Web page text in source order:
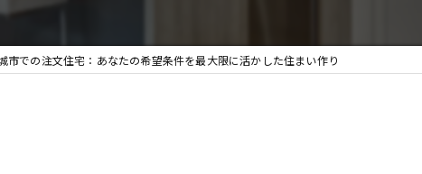
市での注文住宅：あなたの希望条件を最大限に活かした住まい作り